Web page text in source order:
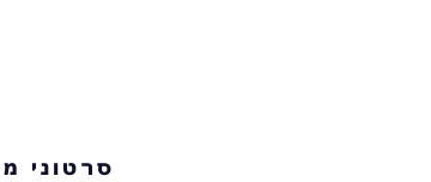
סרטוני